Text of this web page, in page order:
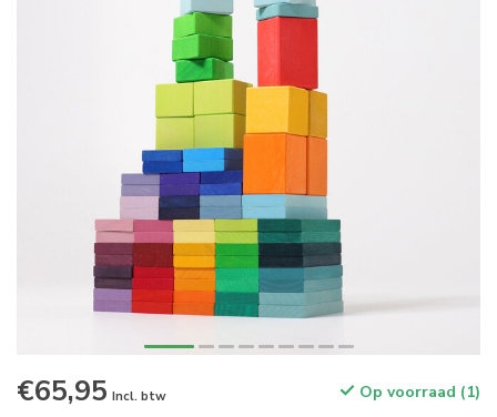
€65,95 Incl. btw Op voorraad (1)